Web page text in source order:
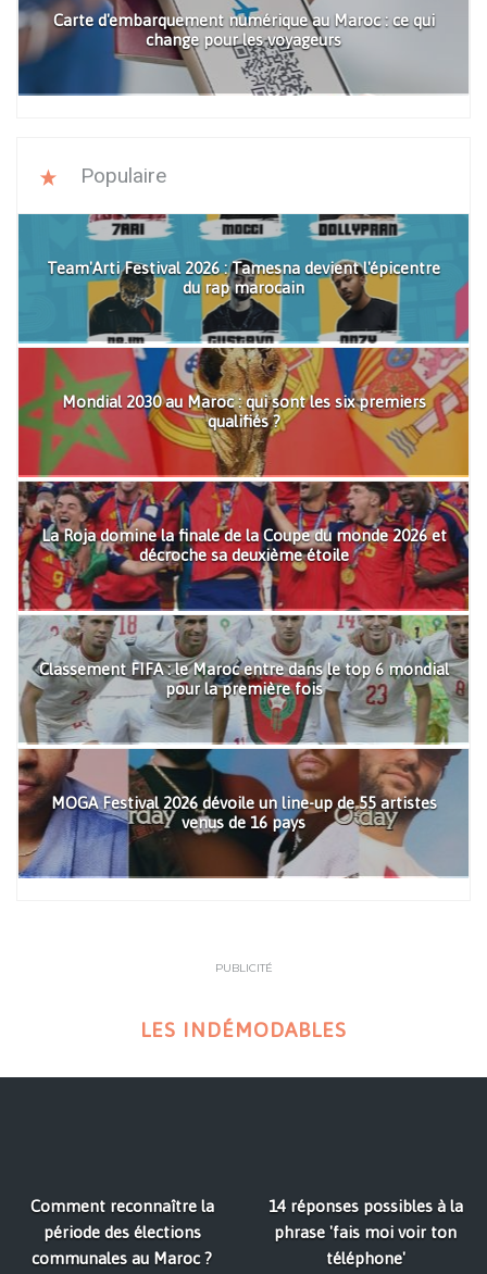
Carte d'embarquement numérique au Maroc : ce qui
change pour les voyageurs
Populaire
Team'Arti Festival 2026 : Tamesna devient l'épicentre
du rap marocain
Mondial 2030 au Maroc : qui sont les six premiers
qualifiés ?
La Roja domine la finale de la Coupe du monde 2026 et
décroche sa deuxième étoile
Classement FIFA : le Maroc entre dans le top 6 mondial
pour la première fois
MOGA Festival 2026 dévoile un line-up de 55 artistes
venus de 16 pays
PUBLICITÉ
LES INDÉMODABLES
Comment reconnaître la
période des élections
communales au Maroc ?
14 réponses possibles à la
phrase 'fais moi voir ton
téléphone'